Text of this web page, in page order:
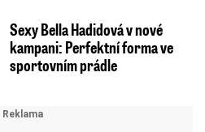
Sexy Bella Hadidová v nové
kampani: Perfektní forma ve
sportovním prádle